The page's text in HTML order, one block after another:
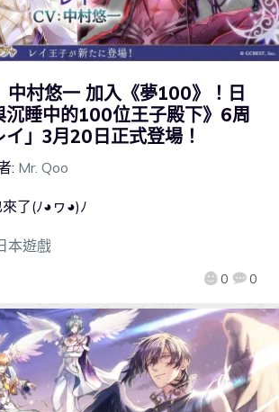
中村悠一 加入《夢100》！日
沉睡中的100位王子殿下》6周
」3月20日正式登場！
: Mr. Qoo
0 0
了(ﾉ◕ヮ◕)ﾉ
本遊戲